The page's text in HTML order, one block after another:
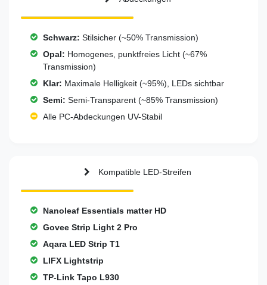
Schwarz: Stilsicher (~50% Transmission)
Opal: Homogenes, punktfreies Licht (~67%
Transmission)
Klar: Maximale Helligkeit (~95%), LEDs sichtbar
Semi: Semi-Transparent (~85% Transmission)
Alle PC-Abdeckungen UV-Stabil
Kompatible LED-Streifen
Nanoleaf Essentials matter HD
Govee Strip Light 2 Pro
Aqara LED Strip T1
LIFX Lightstrip
TP-Link Tapo L930